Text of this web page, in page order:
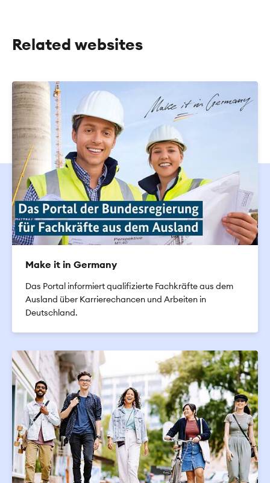
Related websites
​Make it in Germany
Das Portal informiert qualifizierte Fachkräfte aus dem
Ausland über Karrierechancen und Arbeiten in
Deutschland.